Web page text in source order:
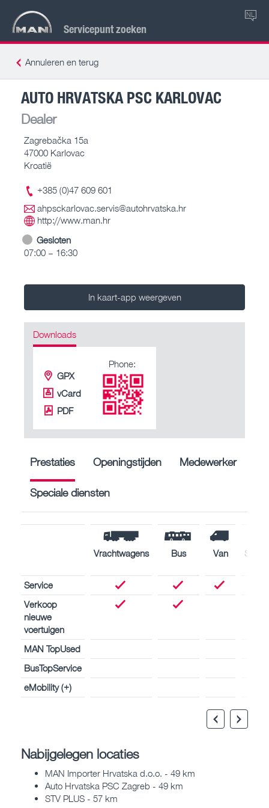
Servicepunt zoeken
NL
Annuleren en terug
AUTO HRVATSKA PSC KARLOVAC
Dealer
Zagrebačka 15a
47000 Karlovac
Kroatië
+385 (0)47 609 601
ahpsckarlovac.servis@autohrvatska.hr
http://www.man.hr
Gesloten
07:00 – 16:30
In kaart-app weergeven
Downloads
GPX
vCard
PDF
Phone:
Prestaties Openingstijden Medewerker
Speciale diensten
Vrachtwagens Bus Van
Service
Verkoop
nieuwe
voertuigen
MAN TopUsed
BusTopService
eMobility (+)
Nabijgelegen locaties
MAN Importer Hrvatska d.o.o. - 49 km
Auto Hrvatska PSC Zagreb - 49 km
STV PLUS - 57 km